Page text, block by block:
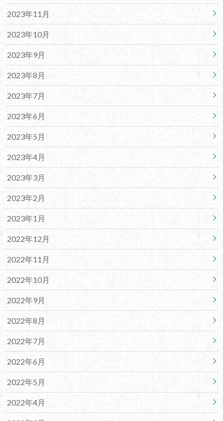
2023年11月
2023年10月
2023年9月
2023年8月
2023年7月
2023年6月
2023年5月
2023年4月
2023年3月
2023年2月
2023年1月
2022年12月
2022年11月
2022年10月
2022年9月
2022年8月
2022年7月
2022年6月
2022年5月
2022年4月